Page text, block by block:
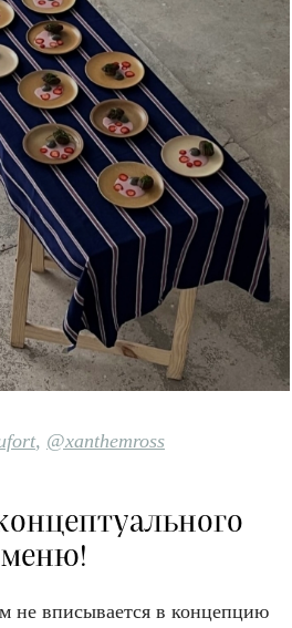
, @xanthemross
меню!
не вписывается в концепцию